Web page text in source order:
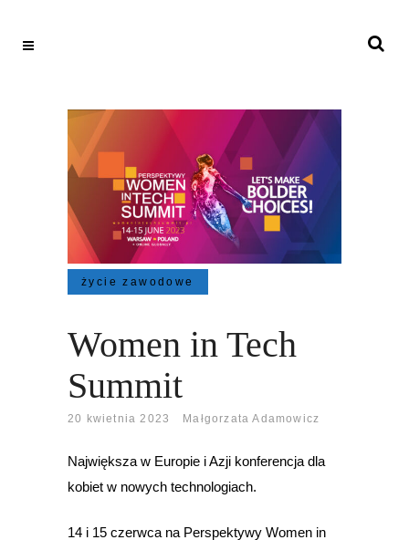
życie zawodowe
Women in Tech
Summit
20 kwietnia 2023 Małgorzata Adamowicz
Największa w Europie i Azji konferencja dla
kobiet w nowych technologiach.
14 i 15 czerwca na Perspektywy Women in